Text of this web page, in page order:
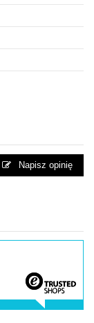
Napisz opinię